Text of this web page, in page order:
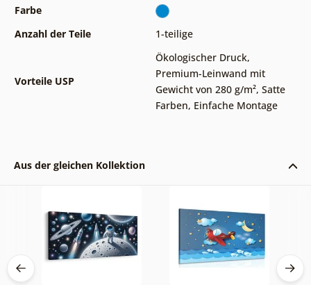
Farbe
Anzahl der Teile
1-teilige
Vorteile USP
Ökologischer Druck,
Premium-Leinwand mit
Gewicht von 280 g/m², Satte
Farben, Einfache Montage
Aus der gleichen Kollektion